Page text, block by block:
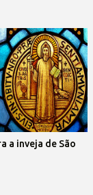
a inveja de São